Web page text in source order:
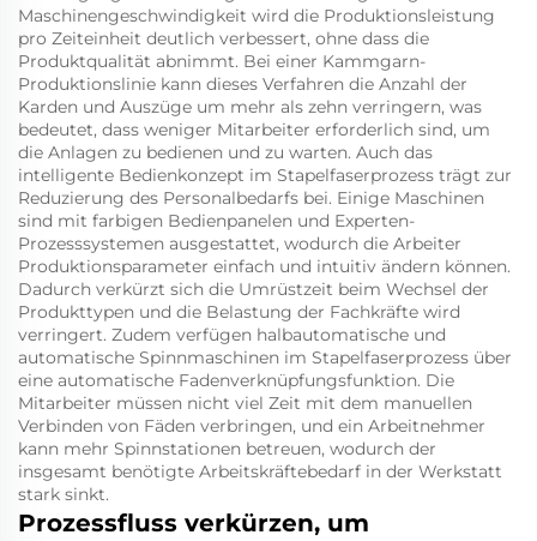
Maschinengeschwindigkeit wird die Produktionsleistung
pro Zeiteinheit deutlich verbessert, ohne dass die
Produktqualität abnimmt. Bei einer Kammgarn-
Produktionslinie kann dieses Verfahren die Anzahl der
Karden und Auszüge um mehr als zehn verringern, was
bedeutet, dass weniger Mitarbeiter erforderlich sind, um
die Anlagen zu bedienen und zu warten. Auch das
intelligente Bedienkonzept im Stapelfaserprozess trägt zur
Reduzierung des Personalbedarfs bei. Einige Maschinen
sind mit farbigen Bedienpanelen und Experten-
Prozesssystemen ausgestattet, wodurch die Arbeiter
Produktionsparameter einfach und intuitiv ändern können.
Dadurch verkürzt sich die Umrüstzeit beim Wechsel der
Produkttypen und die Belastung der Fachkräfte wird
verringert. Zudem verfügen halbautomatische und
automatische Spinnmaschinen im Stapelfaserprozess über
eine automatische Fadenverknüpfungsfunktion. Die
Mitarbeiter müssen nicht viel Zeit mit dem manuellen
Verbinden von Fäden verbringen, und ein Arbeitnehmer
kann mehr Spinnstationen betreuen, wodurch der
insgesamt benötigte Arbeitskräftebedarf in der Werkstatt
stark sinkt.
Prozessfluss verkürzen, um